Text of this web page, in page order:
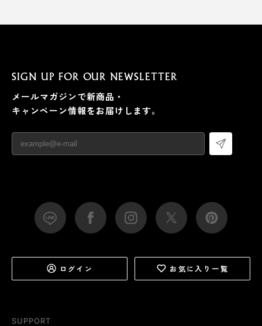
SUPPORT
SIGN UP FOR OUR NEWSLETTER
メールマガジンで新商品・
キャンペーン情報をお届けします。
ログイン お気に入り一覧